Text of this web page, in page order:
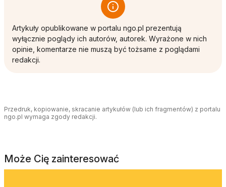
Artykuły opublikowane w portalu ngo.pl prezentują
wyłącznie poglądy ich autorów, autorek. Wyrażone w nich
opinie, komentarze nie muszą być tożsame z poglądami
redakcji.
Przedruk, kopiowanie, skracanie artykułów (lub ich fragmentów) z portalu
ngo.pl wymaga zgody redakcji.
Może Cię zainteresować